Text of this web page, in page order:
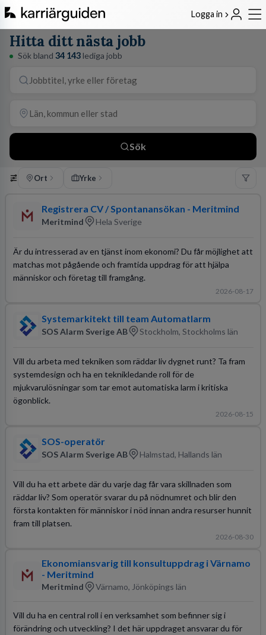
Logga in
Hitta ditt nästa jobb
Sök bland 34 143 lediga jobb
Sök
Ort Yrke
Registrera CV / Spontanansökan - Meritmind
Meritmind Hela Sverige
Är du intresserad av en tjänst inom ekonomi? Du får möjlighet att
matchas mot pågående och framtida uppdrag för att hjälpa
människor och företag till framgång.
2026-08-17
Systemarkitekt till team Automatlarm
SOS Alarm Sverige AB Stockholm, Stockholms län
Vill du arbeta med tekniken som räddar liv dygnet runt? Ta fram
systemdesign och ha en teknikledande roll för de
mjukvarulösningar som tar emot automatiska larm i kritiska
ögonblick.
2026-08-15
SOS-operatör
SOS Alarm Sverige AB Halmstad, Hallands län
Vill du ha ett arbete där du varje dag får vara skillnaden som
räddar liv? Som operatör svarar du på nödnumret och blir den
första kontakten för människor i nöd innan andra resurser hunnit
fram till platsen.
2026-08-30
Ekonomiansvarig till konsultuppdrag i Värnamo
- Meritmind
Meritmind Värnamo, Jönköpings län
Vill du ha en central roll i en verksamhet som befinner sig i
förändring och utveckling? I det här uppdraget ansvarar du för